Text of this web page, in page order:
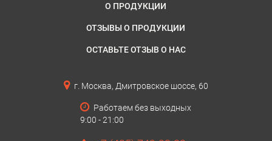
О ПРОДУКЦИИ
ОТЗЫВЫ О ПРОДУКЦИИ
ОСТАВЬТЕ ОТЗЫВ О НАС
г. Москва, Дмитровское шоссе, 60
Работаем без выходных
9:00 - 21:00